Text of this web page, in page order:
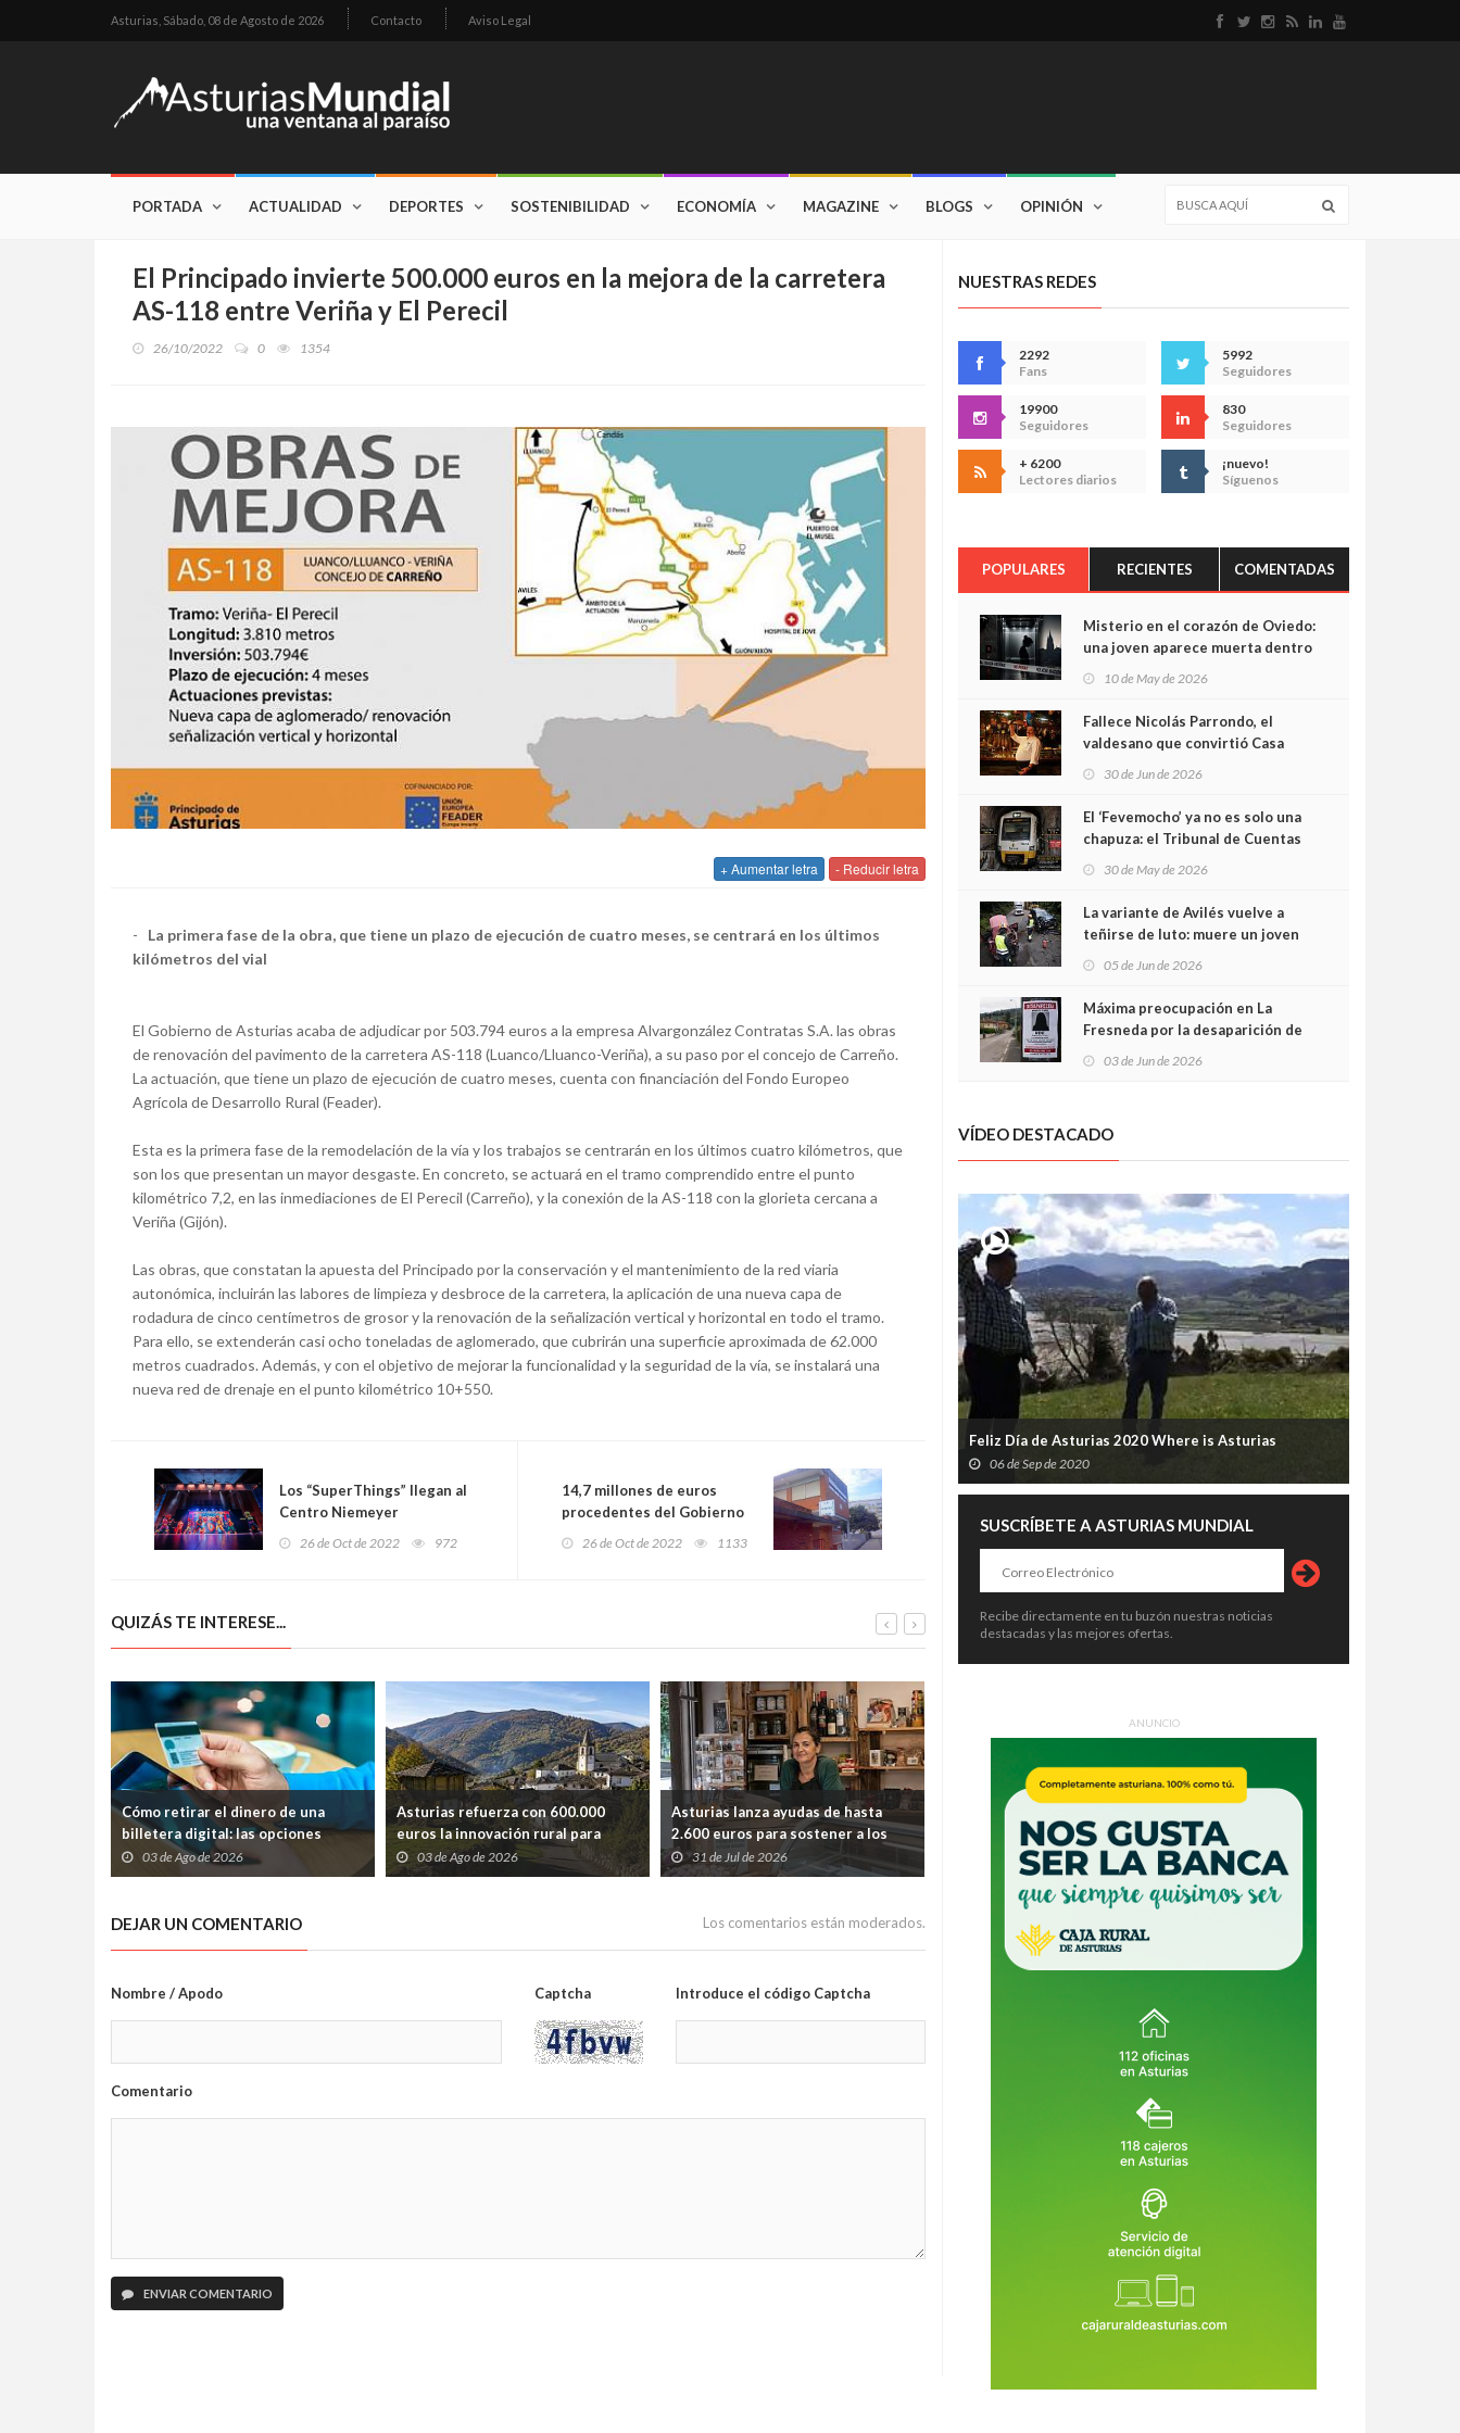
Asturias, Sábado, 08 de Agosto de 2026 Contacto Aviso Legal
PORTADA ACTUALIDAD DEPORTES SOSTENIBILIDAD ECONOMÍA MAGAZINE BLOGS OPINIÓN
El Principado invierte 500.000 euros en la mejora de la carretera
AS-118 entre Veriña y El Perecil
26/10/2022 0 1354
+ Aumentar letra - Reducir letra
- La primera fase de la obra, que tiene un plazo de ejecución de cuatro meses, se centrará en los últimos
kilómetros del vial
El Gobierno de Asturias acaba de adjudicar por 503.794 euros a la empresa Alvargonzález Contratas S.A. las obras
de renovación del pavimento de la carretera AS-118 (Luanco/Lluanco-Veriña), a su paso por el concejo de Carreño.
La actuación, que tiene un plazo de ejecución de cuatro meses, cuenta con financiación del Fondo Europeo
Agrícola de Desarrollo Rural (Feader).
Esta es la primera fase de la remodelación de la vía y los trabajos se centrarán en los últimos cuatro kilómetros, que
son los que presentan un mayor desgaste. En concreto, se actuará en el tramo comprendido entre el punto
kilométrico 7,2, en las inmediaciones de El Perecil (Carreño), y la conexión de la AS-118 con la glorieta cercana a
Veriña (Gijón).
Las obras, que constatan la apuesta del Principado por la conservación y el mantenimiento de la red viaria
autonómica, incluirán las labores de limpieza y desbroce de la carretera, la aplicación de una nueva capa de
rodadura de cinco centímetros de grosor y la renovación de la señalización vertical y horizontal en todo el tramo.
Para ello, se extenderán casi ocho toneladas de aglomerado, que cubrirán una superficie aproximada de 62.000
metros cuadrados. Además, y con el objetivo de mejorar la funcionalidad y la seguridad de la vía, se instalará una
nueva red de drenaje en el punto kilométrico 10+550.
Los “SuperThings” llegan al
Centro Niemeyer
26 de Oct de 2022 972
14,7 millones de euros
procedentes del Gobierno
Central para rehabilitar
26 de Oct de 2022 1133
QUIZÁS TE INTERESE...
Cómo retirar el dinero de una
billetera digital: las opciones
disponibles
03 de Ago de 2026
Asturias refuerza con 600.000
euros la innovación rural para
frenar la pérdida de población
03 de Ago de 2026
Asturias lanza ayudas de hasta
2.600 euros para sostener a los
autónomos de los pueblos con
menos población
31 de Jul de 2026
Asturias destina 5,5 millones a
limpiar montes, prevenir incendios
y recuperar bosques dañados
27 de Jul de 2026
Asturias abre ayudas de hasta
1.200 euros para guarderías,
campamentos, ludotecas y
cuidadores: solo hay plazo hasta el
5 de agosto
23 de Jul de 2026
DEJAR UN COMENTARIO Los comentarios están moderados.
Nombre / Apodo Captcha Introduce el código Captcha
Comentario
ENVIAR COMENTARIO
NUESTRAS REDES
2292
Fans
5992
Seguidores
19900
Seguidores
830
Seguidores
+ 6200
Lectores diarios
¡nuevo!
Síguenos
POPULARES RECIENTES COMENTADAS
Misterio en el corazón de Oviedo:
una joven aparece muerta dentro
cámaras captan sus últimos
minutos
10 de May de 2026
Fallece Nicolás Parrondo, el
valdesano que convirtió Casa
30 de Jun de 2026
El ‘Fevemocho’ ya no es solo una
chapuza: el Tribunal de Cuentas
sobrecoste de los trenes que no
cabían por los túneles
30 de May de 2026
La variante de Avilés vuelve a
teñirse de luto: muere un joven
05 de Jun de 2026
Máxima preocupación en La
Fresneda por la desaparición de
03 de Jun de 2026
VÍDEO DESTACADO
Feliz Día de Asturias 2020 Where is Asturias
06 de Sep de 2020
SUSCRÍBETE A ASTURIAS MUNDIAL
Recibe directamente en tu buzón nuestras noticias
destacadas y las mejores ofertas.
ANUNCIO